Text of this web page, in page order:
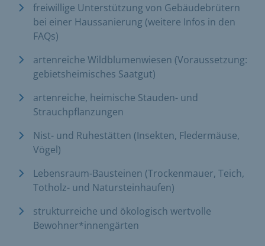
freiwillige Unterstützung von Gebäudebrütern
bei einer Haussanierung (weitere Infos in den
FAQs)
artenreiche Wildblumenwiesen (Voraussetzung:
gebietsheimisches Saatgut)
artenreiche, heimische Stauden- und
Strauchpflanzungen
Nist- und Ruhestätten (Insekten, Fledermäuse,
Vögel)
Lebensraum-Bausteinen (Trockenmauer, Teich,
Totholz- und Natursteinhaufen)
strukturreiche und ökologisch wertvolle
Bewohner*innengärten